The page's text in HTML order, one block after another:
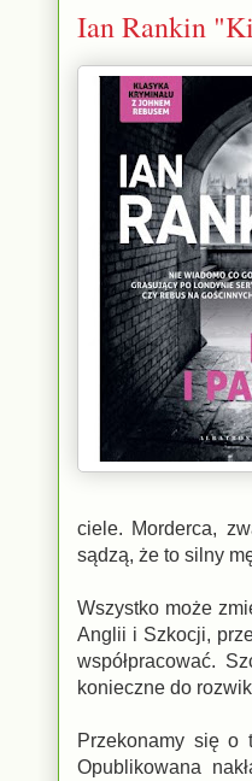
Ian Rankin
ciele. Morderca,
sądzą, że to silny
Wszystko może
Anglii i Szkocji,
współpracować.
konieczne do
Przekonamy się o
Opublikowana